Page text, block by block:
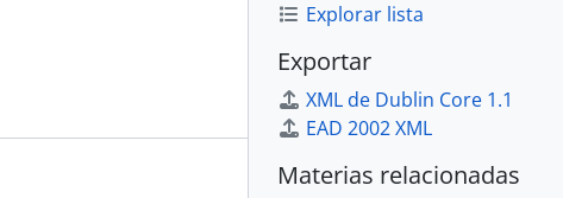
Explorar lista
Exportar
XML de Dublin Core 1.1
EAD 2002 XML
Materias relacionadas